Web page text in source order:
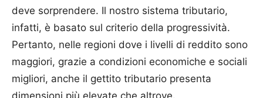
deve sorprendere. Il nostro sistema tributario,
infatti, è basato sul criterio della progressività.
Pertanto, nelle regioni dove i livelli di reddito sono
maggiori, grazie a condizioni economiche e sociali
migliori, anche il gettito tributario presenta
dimensioni più elevate che altrove.